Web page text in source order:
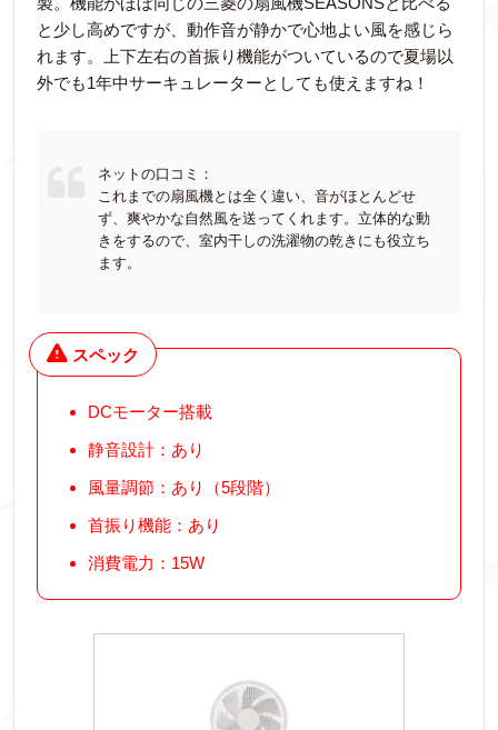
と少し高めですが、動作音が静かで心地よい風を感じら
れます。上下左右の首振り機能がついているので夏場以
外でも1年中サーキュレーターとしても使えますね！
ネットの口コミ：
これまでの扇風機とは全く違い、音がほとんどせ
ず、爽やかな自然風を送ってくれます。立体的な動
きをするので、室内干しの洗濯物の乾きにも役立ち
ます。
スペック
DCモーター搭載
静音設計：あり
風量調節：あり（5段階）
首振り機能：あり
消費電力：15W